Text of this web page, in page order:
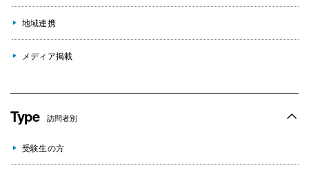
地域連携
メディア掲載
Type 訪問者別
受験生の方